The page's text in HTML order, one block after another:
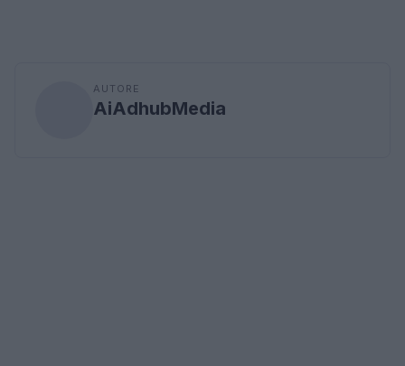
AUTORE
AiAdhubMedia